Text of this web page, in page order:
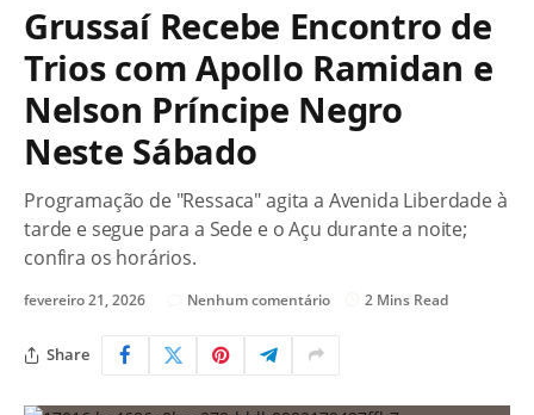
Grussaí Recebe Encontro de
Trios com Apollo Ramidan e
Nelson Príncipe Negro
Neste Sábado
Programação de "Ressaca" agita a Avenida Liberdade à
tarde e segue para a Sede e o Açu durante a noite;
confira os horários.
fevereiro 21, 2026 Nenhum comentário 2 Mins Read
Share